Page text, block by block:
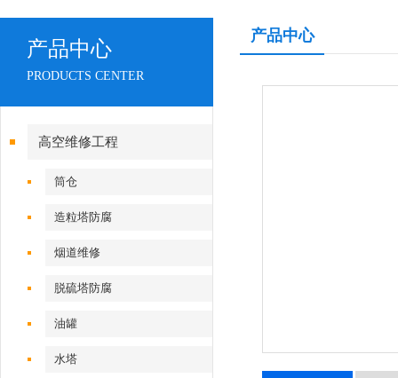
产品中心
PRODUCTS CENTER
高空维修工程
筒仓
造粒塔防腐
烟道维修
脱硫塔防腐
油罐
水塔
产品中心